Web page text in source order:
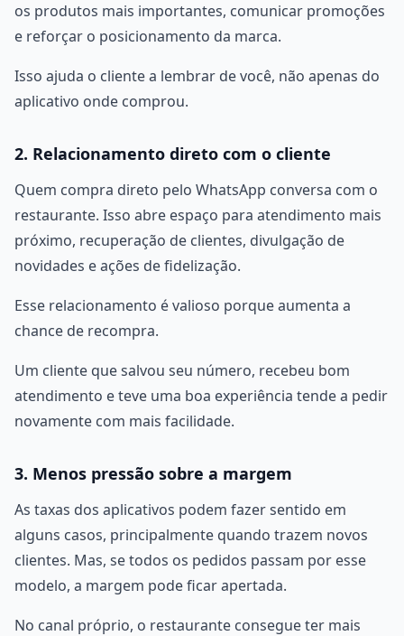
os produtos mais importantes, comunicar promoções
e reforçar o posicionamento da marca.
Isso ajuda o cliente a lembrar de você, não apenas do
aplicativo onde comprou.
2. Relacionamento direto com o cliente
Quem compra direto pelo WhatsApp conversa com o
restaurante. Isso abre espaço para atendimento mais
próximo, recuperação de clientes, divulgação de
novidades e ações de fidelização.
Esse relacionamento é valioso porque aumenta a
chance de recompra.
Um cliente que salvou seu número, recebeu bom
atendimento e teve uma boa experiência tende a pedir
novamente com mais facilidade.
3. Menos pressão sobre a margem
As taxas dos aplicativos podem fazer sentido em
alguns casos, principalmente quando trazem novos
clientes. Mas, se todos os pedidos passam por esse
modelo, a margem pode ficar apertada.
No canal próprio, o restaurante consegue ter mais